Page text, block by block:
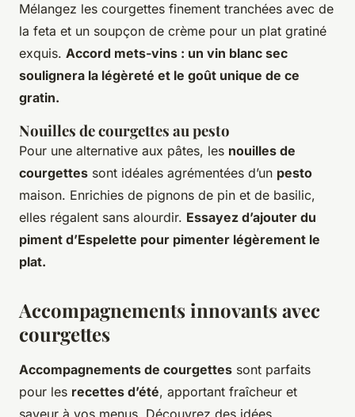
Mélangez les courgettes finement tranchées avec de
la feta et un soupçon de crème pour un plat gratiné
exquis. Accord mets-vins : un vin blanc sec
soulignera la légèreté et le goût unique de ce
gratin.
Nouilles de courgettes au pesto
Pour une alternative aux pâtes, les nouilles de
courgettes sont idéales agrémentées d’un pesto
maison. Enrichies de pignons de pin et de basilic,
elles régalent sans alourdir. Essayez d’ajouter du
piment d’Espelette pour pimenter légèrement le
plat.
Accompagnements innovants avec
courgettes
Accompagnements de courgettes sont parfaits
pour les recettes d’été, apportant fraîcheur et